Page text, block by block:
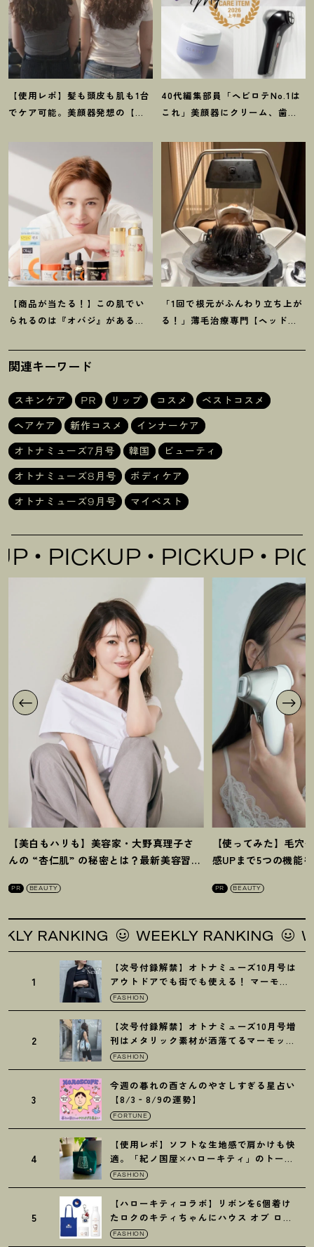
【使用レポ】髪も頭皮も肌も1台
でケア可能。美顔器発想の【ス
40代編集部員「ヘビロテNo.1は
これ」美顔器にクリーム、歯磨
ム】4選
【商品が当たる ！ 】この肌でい
られるのは『オバジ』があるか
バジレシピ」
「1回で根元がふんわり立ち上が
る ！ 」薄毛治療専門【ヘッドス
感動
関連キーワード
スキンケア PR リップ コスメ
ベストコスメ
ヘアケア
新作コスメ
インナーケア
オトナミューズ7月号
韓国
ビューティ
オトナミューズ8月号
ボディケア
オトナミューズ9月号
マイベスト
PICKUP PICKUP
【美白もハリも】美容家・大野真理子さ
んの “杏仁肌” の秘密とは ？ 最新美容習慣
PR BEAUTY
【使ってみた】毛穴
感UPまで5つの機能
PR BEAUTY
WEEKLY RANKING
1
【次号付録解禁】オトナミューズ10月号は
アウトドアでも街でも使える ！ マーモッ
トの黒ショルダー
FASHION
2
【次号付録解禁】オトナミューズ10月号増
刊はメタリック素材が洒落てるマーモット
の保冷バッグ
FASHION
3
今週の暮れの酉さんのやさしすぎる星占い
【8/3‐8/9の運勢】
FORTUNE
4
【使用レポ】ソフトな生地感で肩かけも快
適。「紀ノ国屋×ハローキティ」のトート
がガシガシ使えて最高です
FASHION
5
【ハローキティコラボ】リボンを6個着け
たロクのキティちゃんにハウス オブ ロー
ゼの限定パケも
FASHION